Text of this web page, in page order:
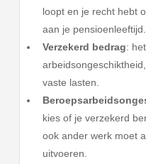
loopt en je recht hebt
aan je pensioenleeftijd.
Verzekerd bedrag:
vaste lasten.
kies of je verzekerd
ook ander werk moet
uitvoeren.